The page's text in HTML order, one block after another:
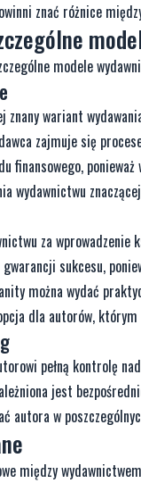
znać różnice
modele
wariant
zajmuje się
finansowego,
wydawnictwu
za
sukcesu,
można wydać
dla autorów,
pełną kontrolę
jest
autora w
między